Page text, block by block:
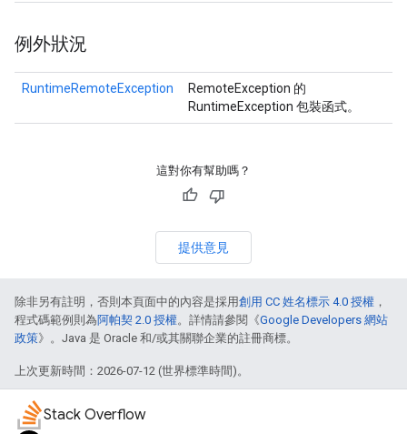
例外狀況
RuntimeRemoteException
RemoteException 的
RuntimeException 包裝函式。
這對你有幫助嗎？
提供意見
除非另有註明，否則本頁面中的內容是採用創用 CC 姓名標示 4.0 授權 ，
程式碼範例則為阿帕契 2.0 授權。詳情請參閱《Google Developers 網站
政策》。Java 是 Oracle 和/或其關聯企業的註冊商標。
上次更新時間：2026-07-12 (世界標準時間)。
Stack Overflow